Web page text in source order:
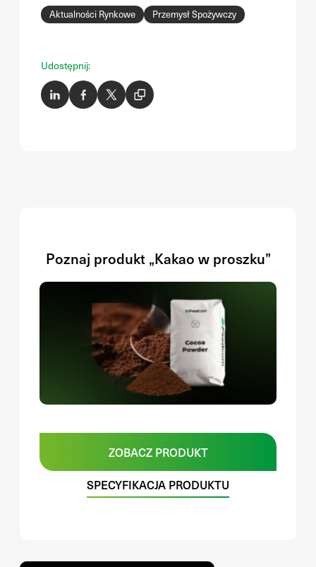
Aktualności Rynkowe Przemysł Spożywczy
Udostępnij:
Poznaj produkt „Kakao w proszku”
ZOBACZ PRODUKT
SPECYFIKACJA PRODUKTU